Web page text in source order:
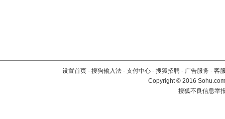
设置首页 - 搜狗输入法 - 支付中心 - 搜狐招聘 - 广告服务 - 客
Copyright©2016
搜狐不良信息举